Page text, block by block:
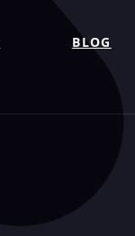
BLOG